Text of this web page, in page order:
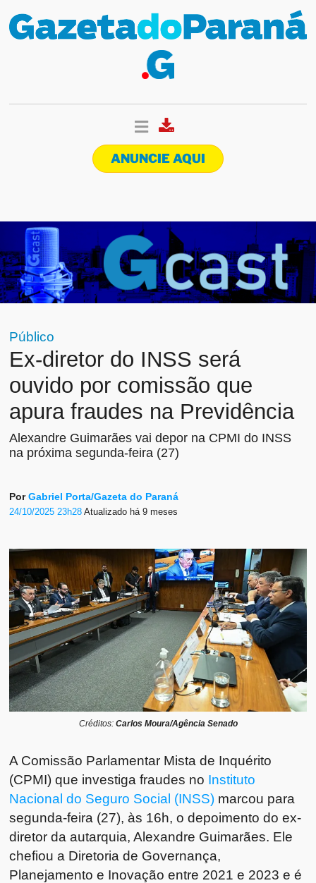
ANUNCIE AQUI
Público
Ex-diretor do INSS será
ouvido por comissão que
apura fraudes na Previdência
Alexandre Guimarães vai depor na CPMI do INSS
na próxima segunda-feira (27)
PorGabriel Porta/Gazeta do Paraná
24/10/2025 23h28Atualizado há 9 meses
Créditos: Carlos Moura/Agência Senado
A Comissão Parlamentar Mista de Inquérito
(CPMI) que investiga fraudes no Instituto
Nacional do Seguro Social (INSS) marcou para
segunda-feira (27), às 16h, o depoimento do ex-
diretor da autarquia, Alexandre Guimarães. Ele
chefiou a Diretoria de Governança,
Planejamento e Inovação entre 2021 e 2023 e é